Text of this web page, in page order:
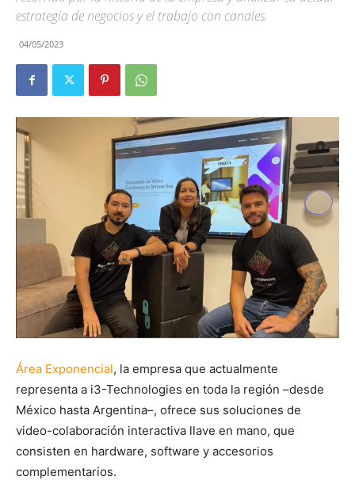
estrategia de negocios y el trabajo con canales.
04/05/2023
Área Exponencial, la empresa que actualmente
representa a i3-Technologies en toda la región –desde
México hasta Argentina–, ofrece sus soluciones de
video-colaboración interactiva llave en mano, que
consisten en hardware, software y accesorios
complementarios.